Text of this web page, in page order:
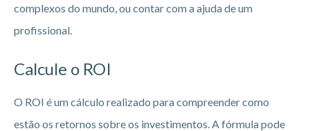
complexos do mundo, ou contar com a ajuda de um
profissional.
Calcule o ROI
O ROI é um cálculo realizado para compreender como
estão os retornos sobre os investimentos. A fórmula pode